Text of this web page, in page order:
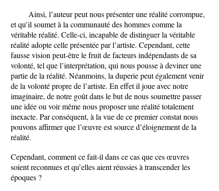
Ainsi, l’auteur peut nous présenter une réalité corrompue,
et qu’il soumet à la communauté des hommes comme la
véritable réalité. Celle-ci, incapable de distinguer la véritable
réalité adopte celle présentée par l’artiste. Cependant, cette
fausse vision peut-être le fruit de facteurs indépendants de sa
volonté, tel que l’interprétation, qui nous pousse à deviner une
partie de la réalité. Néanmoins, la duperie peut également venir
de la volonté propre de l’artiste. En effet il joue avec notre
imaginaire, de notre goût dans le but de nous soumettre passer
une idée ou voir même nous proposer une réalité totalement
inexacte. Par conséquent, à la vue de ce premier constat nous
pouvons affirmer que l’œuvre est source d’éloignement de la
réalité.
Cependant, comment ce fait-il dans ce cas que ces œuvres
soient reconnues et qu’elles aient réussies à transcender les
époques ?